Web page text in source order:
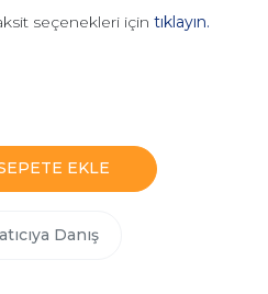
seçenekleri için tıklayın.
EKLE
Danış